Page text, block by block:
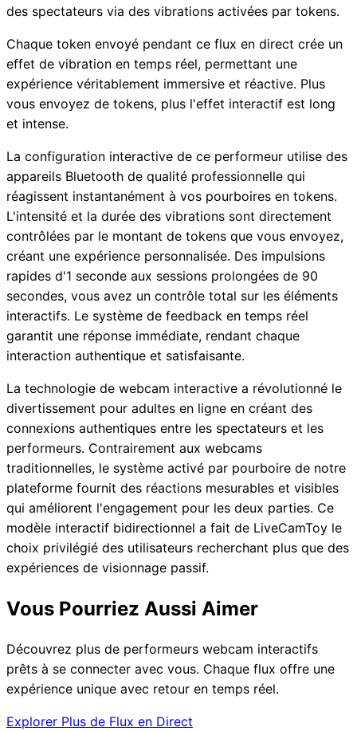
des spectateurs via des vibrations activées par tokens.
Chaque token envoyé pendant ce flux en direct crée un
effet de vibration en temps réel, permettant une
expérience véritablement immersive et réactive. Plus
vous envoyez de tokens, plus l'effet interactif est long
et intense.
La configuration interactive de ce performeur utilise des
appareils Bluetooth de qualité professionnelle qui
réagissent instantanément à vos pourboires en tokens.
L'intensité et la durée des vibrations sont directement
contrôlées par le montant de tokens que vous envoyez,
créant une expérience personnalisée. Des impulsions
rapides d'1 seconde aux sessions prolongées de 90
secondes, vous avez un contrôle total sur les éléments
interactifs. Le système de feedback en temps réel
garantit une réponse immédiate, rendant chaque
interaction authentique et satisfaisante.
La technologie de webcam interactive a révolutionné le
divertissement pour adultes en ligne en créant des
connexions authentiques entre les spectateurs et les
performeurs. Contrairement aux webcams
traditionnelles, le système activé par pourboire de notre
plateforme fournit des réactions mesurables et visibles
qui améliorent l'engagement pour les deux parties. Ce
modèle interactif bidirectionnel a fait de LiveCamToy le
choix privilégié des utilisateurs recherchant plus que des
expériences de visionnage passif.
Vous Pourriez Aussi Aimer
Découvrez plus de performeurs webcam interactifs
prêts à se connecter avec vous. Chaque flux offre une
expérience unique avec retour en temps réel.
Explorer Plus de Flux en Direct